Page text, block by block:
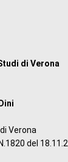
di Verona
Verona
del